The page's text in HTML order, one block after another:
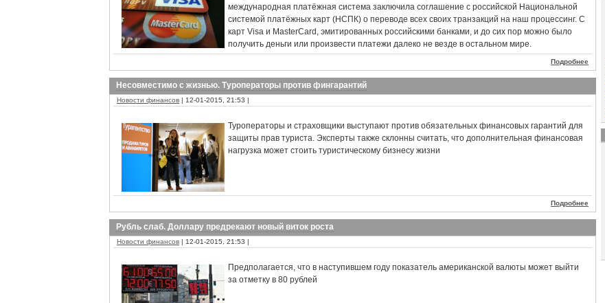
международная платёжная система заключила соглашение с российской Национальной
системой платёжных карт (НСПК) о переводе всех своих транзакций на наш процессинг. С
карт Visa и MasterCard, эмитированных российскими банками, и до сих пор можно было
получить деньги или произвести платежи далеко не везде в остальном мире.
Подробнее
Несовместимо с жизнью. Туроператоры против фингарантий
Новости финансов | 12-01-2015, 21:53 |
Туроператоры и страховщики выступают против обязательных финансовых гарантий для
защиты прав туриста. Эксперты также склонны считать, что дополнительная финансовая
нагрузка может стоить туристическому бизнесу жизни
Подробнее
Рубль слаб. Доллару предрекают новый виток роста
Новости финансов | 12-01-2015, 21:53 |
Предполагается, что в наступившем году показатель американской валюты может выйти
за отметку в 80 рублей